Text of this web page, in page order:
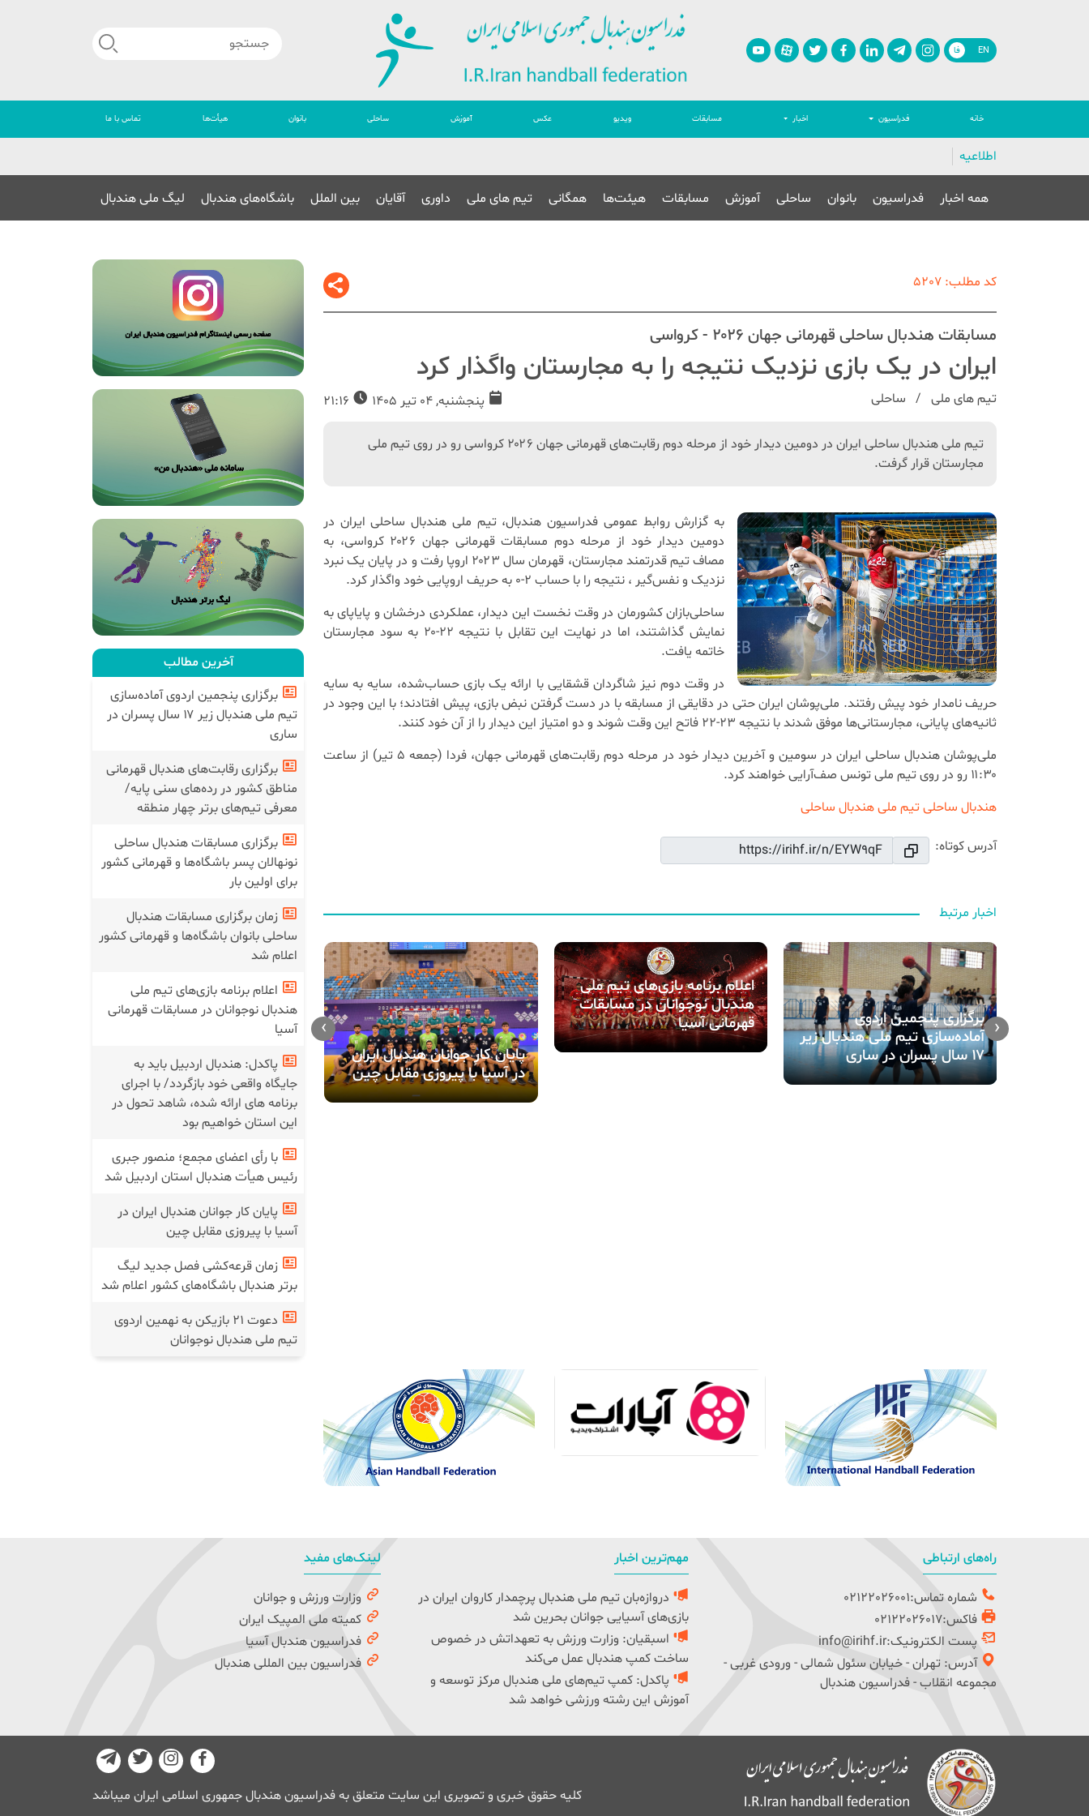
EN فا
خانه فدراسیون اخبار مسابقات ویدیو عکس آموزش ساحلی بانوان هیأت‌ها تماس با ما
اطلاعیه
همه اخبار فدراسیون بانوان ساحلی آموزش مسابقات هیئت‌ها همگانی تیم های ملی داوری آقایان بین الملل باشگاه‌های هندبال لیگ ملی هندبال
کد مطلب: 5207
مسابقات هندبال ساحلی قهرمانی جهان ۲۰۲۶ - کرواسی
ایران‌ در یک بازی نزدیک نتیجه را به‌ مجارستان‌ واگذار کرد
تیم های ملی ساحلی پنجشنبه, 04 تیر 1405
تیم ملی هندبال ساحلی ایران در دومین دیدار خود از مرحله دوم رقابت‌های قهرمانی جهان ۲۰۲۶ کرواسی رو در روی تیم ملی
مجارستان قرار گرفت.
به گزارش روابط عمومی فدراسیون هندبال، تیم ملی هندبال ساحلی ایران در
دومین دیدار خود از مرحله دوم مسابقات قهرمانی جهان ۲۰۲۶ کرواسی، به
مصاف تیم قدرتمند مجارستان، قهرمان سال ۲۰۲۳ اروپا رفت و در پایان یک نبرد
نزدیک و نفس‌گیر ، نتیجه را با حساب ۲-۰ به حریف اروپایی خود واگذار کرد.
ساحلی‌بازان کشورمان در وقت نخست این دیدار، عملکردی درخشان و پایاپای به
نمایش گذاشتند، اما در نهایت این تقابل با نتیجه ۲۲-۲۰ به سود مجارستان
خاتمه یافت.
در وقت دوم نیز شاگردان قشقایی با ارائه یک بازی حساب‌شده، سایه به سایه
حریف نامدار خود پیش رفتند. ملی‌پوشان ایران حتی در دقایقی از مسابقه با در دست گرفتن نبض بازی، پیش افتادند؛ با این وجود در
ثانیه‌های پایانی، مجارستانی‌ها موفق شدند با نتیجه ۲۳-۲۲ فاتح این وقت شوند و دو امتیاز این دیدار را از آن خود کنند.
ملی‌پوشان هندبال ساحلی ایران در سومین و آخرین دیدار خود در مرحله دوم رقابت‌های قهرمانی جهان، فردا (جمعه ۵ تیر) از ساعت
۱۱:۳۰ رو در روی تیم ملی تونس صف‌آرایی خواهند کرد.
هندبال ساحلیتیم ملی هندبال ساحلی
آدرس کوتاه:
اخبار مرتبط
برگزاری پنجمین اردوی
آماده‌سازی تیم ملی هندبال زیر
۱۷ سال پسران در ساری
اعلام برنامه بازی‌های تیم ملی
هندبال نوجوانان در مسابقات
قهرمانی آسیا
پایان کار جوانان هندبال ایران
در آسیا با پیروزی مقابل چین
اردوی تیم ملی هندبال
نوجوانان
‹
›
آخرین مطالب
برگزاری پنجمین اردوی آماده‌سازی
تیم ملی هندبال زیر ۱۷ سال پسران در
ساری
برگزاری رقابت‌های هندبال قهرمانی
مناطق کشور در رده‌های سنی پایه/
معرفی تیم‌های برتر چهار منطقه
برگزاری مسابقات هندبال ساحلی
نونهالان پسر باشگاه‌ها و قهرمانی کشور
برای اولین بار
زمان برگزاری مسابقات هندبال
ساحلی بانوان باشگاه‌ها و قهرمانی کشور
اعلام شد
اعلام برنامه بازی‌های تیم ملی
هندبال نوجوانان در مسابقات قهرمانی
آسیا
پاکدل: هندبال اردبیل باید به
جایگاه واقعی خود بازگردد/ با اجرای
برنامه های ارائه شده، شاهد تحول در
این استان خواهیم بود
با رأی اعضای مجمع؛ منصور جبری
رئیس هیأت هندبال استان اردبیل شد
پایان کار جوانان هندبال ایران در
آسیا با پیروزی مقابل چین
زمان قرعه‌کشی فصل جدید لیگ
برتر هندبال باشگاه‌های کشور اعلام شد
دعوت ۲۱ بازیکن به نهمین اردوی
تیم ملی هندبال نوجوانان
راه‌های ارتباطی
شماره تماس:02122026001
فاکس:02122026017
پست الکترونیک:info@irihf.ir
آدرس: تهران - خیابان سئول شمالی - ورودی غربی -
مجموعه انقلاب - فدراسیون هندبال
مهم‌ترین اخبار
دروازه‌بان تیم ملی هندبال پرچمدار کاروان ایران در
بازی‌های آسیایی جوانان بحرین شد
اسبقیان: وزارت ورزش به تعهداتش در خصوص
ساخت کمپ هندبال عمل می‌کند
پاکدل: کمپ تیم‌های ملی هندبال مرکز توسعه و
آموزش این رشته ورزشی خواهد شد
لینک‌های مفید
وزارت ورزش و جوانان
کمیته ملی المپیک ایران
فدراسیون هندبال آسیا
فدراسیون بین المللی هندبال
کلیه حقوق خبری و تصویری این سایت متعلق به فدراسیون هندبال جمهوری اسلامی ایران میباشد